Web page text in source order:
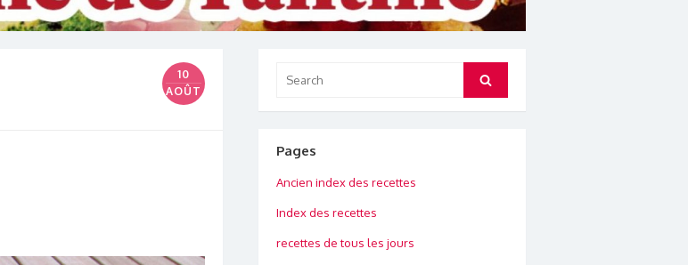
10
AOÛT
for:
Search
Pages
Ancien index des recettes
Index des recettes
recettes de tous les jours